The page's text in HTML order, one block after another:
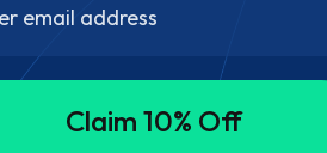
Claim 10% Off